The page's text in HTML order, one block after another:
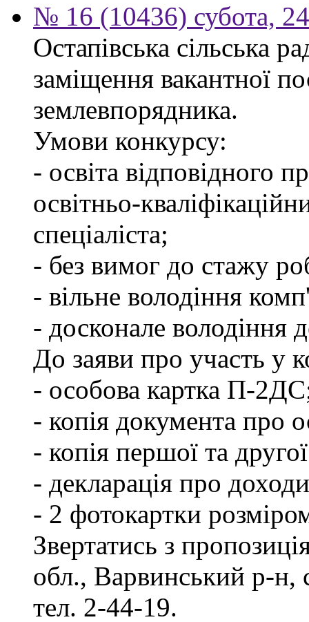
№ 16 (10436) субота,
Остапівська сільська
заміщення вакантної
землевпорядника.
Умови конкурсу:
- освіта відповідного
освітньо-
спеціаліста;
- без вимог до стажу
- вільне володіння
- досконале
До заяви про участь у
- особова картка П-
- копія документа про
- копія першої та
- декларація про
- 2 фотокартки
Звертатись з
обл., Варвинський р-н,
тел. 2-44-19.